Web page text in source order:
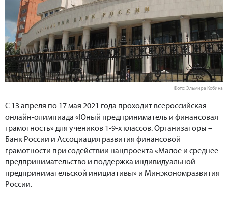
Фото: Эльмира Кобина
С 13 апреля по 17 мая 2021 года проходит всероссийская
онлайн-олимпиада «Юный предприниматель и финансовая
грамотность» для учеников 1-9-х классов. Организаторы –
Банк России и Ассоциация развития финансовой
грамотности при содействии нацпроекта «Малое и среднее
предпринимательство и поддержка индивидуальной
предпринимательской инициативы» и Минэкономразвития
России.